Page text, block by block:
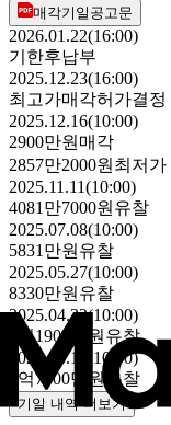
매각기일공고문
2026.01.22(16:00)
기한후납부
2025.12.23(16:00)
최고가매각허가결정
2025.12.16(10:00)
2900만원 매각
2857만2000원 최저가
2025.11.11(10:00)
4081만7000원 유찰
2025.07.08(10:00)
5831만원 유찰
2025.05.27(10:00)
8330만원 유찰
2025.04.22(10:00)
1억1900만원 유찰
2025.03.18(10:00)
1억7000만원
유찰
기일 내역 더보기